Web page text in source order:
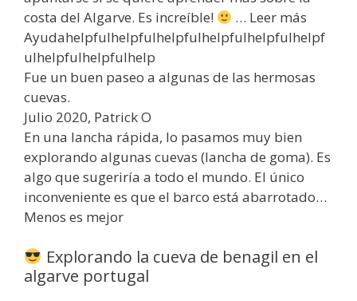
costa del Algarve. Es increíble!
… Leer más
Ayudahelpfulhelpfulhelpfulhelpfulhelpfulhelpf
ulhelpfulhelpfulhelp
Fue un buen paseo a algunas de las hermosas
cuevas.
Julio 2020, Patrick O
En una lancha rápida, lo pasamos muy bien
explorando algunas cuevas (lancha de goma). Es
algo que sugeriría a todo el mundo. El único
inconveniente es que el barco está abarrotado…
Menos es mejor
Explorando la cueva de benagil en el
algarve portugal